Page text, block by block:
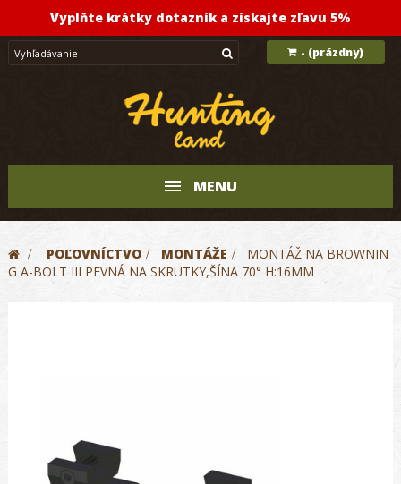
Vyplňte krátky dotazník a získajte zľavu 5%
- (prázdny)
MENU
> POĽOVNÍCTVO > MONTÁŽE >
MONTÁŽ NA BROWNIN
G A-BOLT III PEVNÁ NA SKRUTKY,ŠÍNA 70° H:16MM